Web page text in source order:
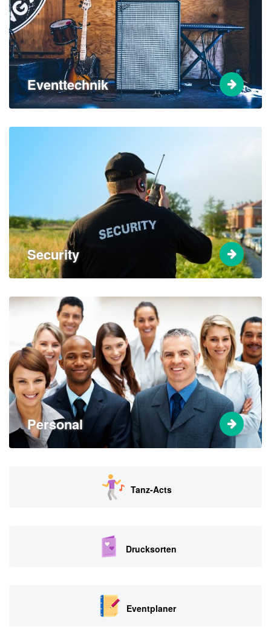
Eventtechnik
Security
Personal
Tanz-Acts
Drucksorten
Eventplaner